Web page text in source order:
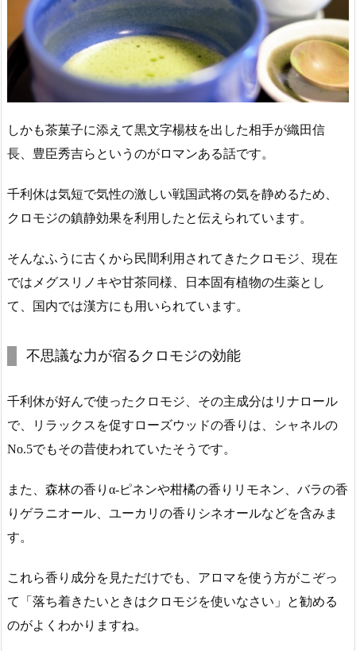
しかも茶菓子に添えて黒文字楊枝を出した相手が織田信
長、豊臣秀吉らというのがロマンある話です。
千利休は気短で気性の激しい戦国武将の気を静めるため、
クロモジの鎮静効果を利用したと伝えられています。
そんなふうに古くから民間利用されてきたクロモジ、現在
ではメグスリノキや甘茶同様、日本固有植物の生薬とし
て、国内では漢方にも用いられています。
不思議な力が宿るクロモジの効能
千利休が好んで使ったクロモジ、その主成分はリナロール
で、リラックスを促すローズウッドの香りは、シャネルの
No.5でもその昔使われていたそうです。
また、森林の香りα-ピネンや柑橘の香りリモネン、バラの香
りゲラニオール、ユーカリの香りシネオールなどを含みま
す。
これら香り成分を見ただけでも、アロマを使う方がこぞっ
て「落ち着きたいときはクロモジを使いなさい」と勧める
のがよくわかりますね。